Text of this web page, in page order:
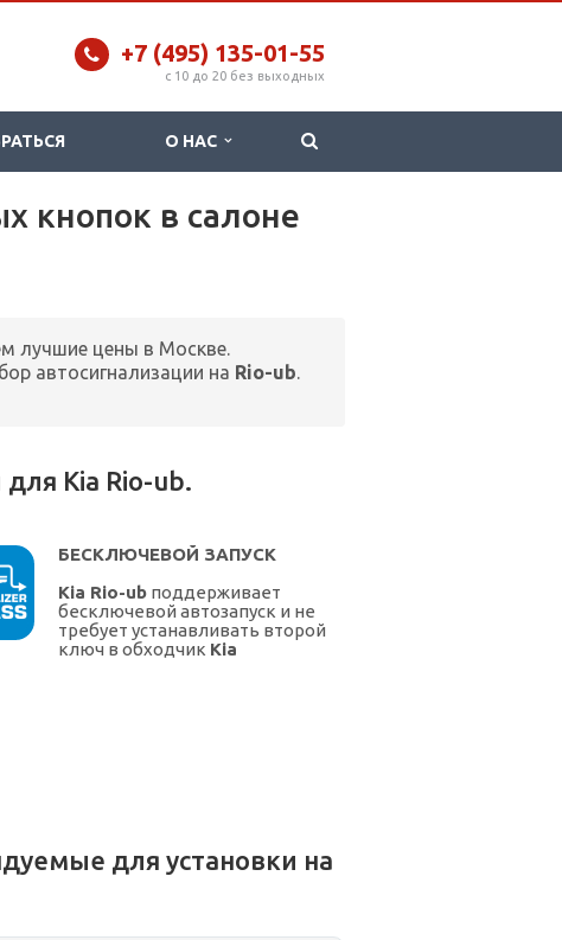
+7 (495) 135-01-55
c 10 до 20 без выходных
О НАС
кнопок в салоне
лучшие цены в Москве.
автосигнализации на Rio-ub.
Kia Rio-ub.
БЕСКЛЮЧЕВОЙ ЗАПУСК
Kia Rio-ub поддерживает
бесключевой автозапуск и не
требует устанавливать второй
ключ в обходчик Kia
для установки на